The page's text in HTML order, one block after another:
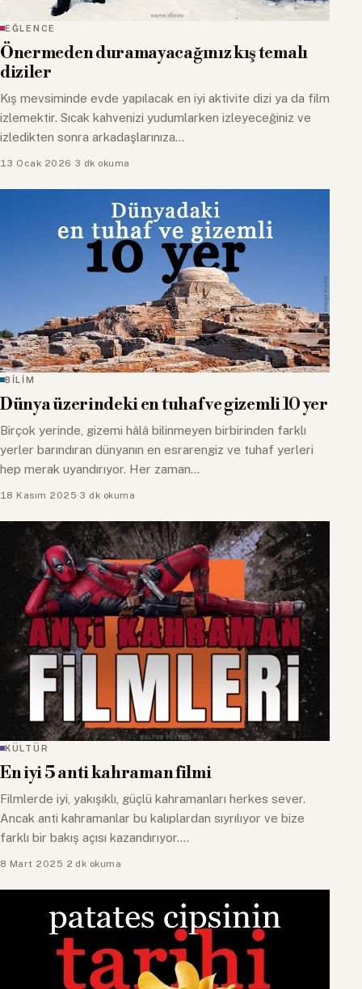
EĞLENCE
Önermeden duramayacağınız kış temalı
diziler
Kış mevsiminde evde yapılacak en iyi aktivite dizi ya da film
izlemektir. Sıcak kahvenizi yudumlarken izleyeceğiniz ve
izledikten sonra arkadaşlarınıza…
13 Ocak 2026 ·3 dk okuma
BİLİM
Dünya üzerindeki en tuhaf ve gizemli 10 yer
Birçok yerinde, gizemi hâlâ bilinmeyen birbirinden farklı
yerler barındıran dünyanın en esrarengiz ve tuhaf yerleri
hep merak uyandırıyor. Her zaman…
18 Kasım 2025·3 dk okuma
KÜLTÜR
En iyi 5 anti kahraman filmi
Filmlerde iyi, yakışıklı, güçlü kahramanları herkes sever.
Ancak anti kahramanlar bu kalıplardan sıyrılıyor ve bize
farklı bir bakış açısı kazandırıyor.…
8 Mart 2025· 2 dk okuma